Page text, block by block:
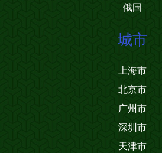
俄国
城市
上海市
北京市
广州市
深圳市
天津市